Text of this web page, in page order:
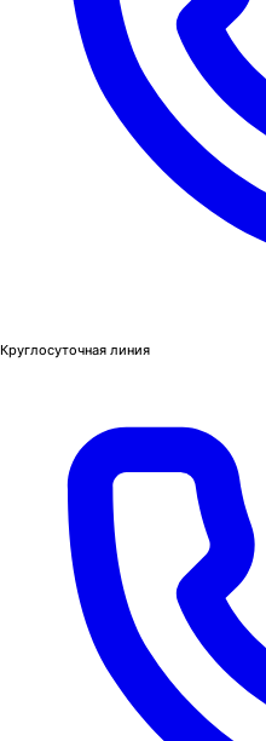
Круглосуточная линия